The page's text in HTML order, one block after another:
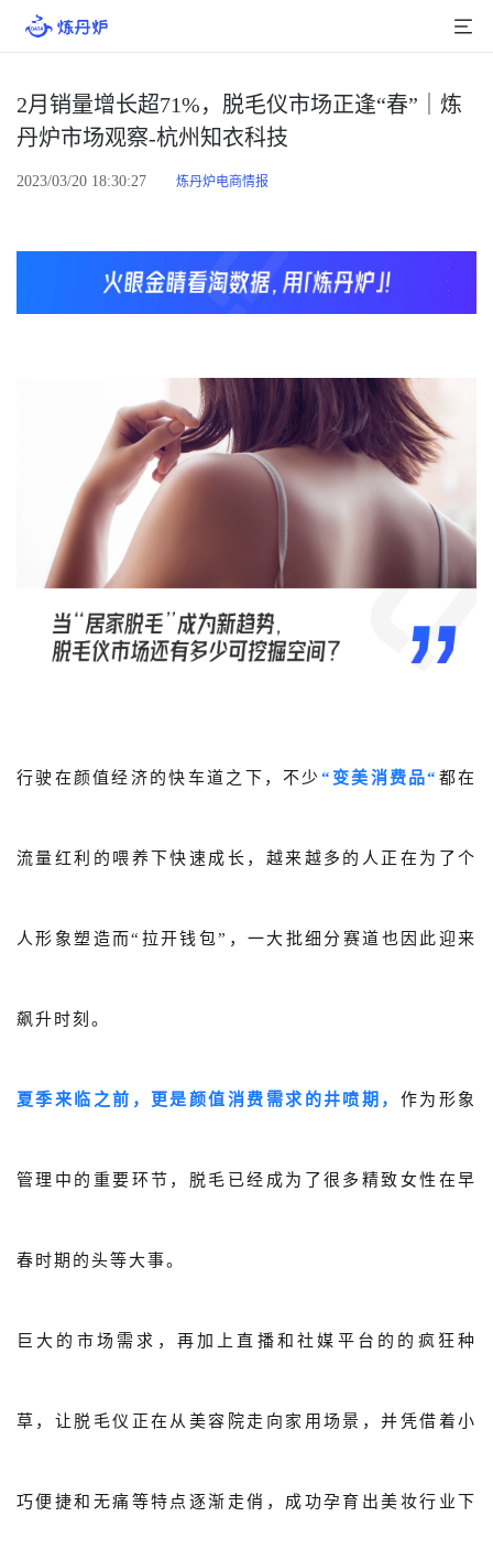
产品介绍
行业数据
品牌数据
组合洞察
概念洞察
数据中心
对比分析
金融市场解决方案
资源中心
关于我们
合作伙伴计划
2月销量增长超71%，脱毛仪市场正逢“春”｜炼
丹炉市场观察-杭州知衣科技
2023/03/20 18:30:27 炼丹炉电商情报
行驶在颜值经济的快车道之下，不少 “变美消费品“ 都在
流量红利的喂养下快速成长，越来越多的人正在为了个
人形象塑造而“拉开钱包”，一大批细分赛道也因此迎来
飙升时刻。
夏季来临之前，更是颜值消费需求的井喷期， 作为形象
管理中的重要环节，脱毛已经成为了很多精致女性在早
春时期的头等大事。
巨大的市场需求，再加上直播和社媒平台的的疯狂种
草，让脱毛仪正在从美容院走向家用场景，并凭借着小
巧便捷和无痛等特点逐渐走俏，成功孕育出美妆行业下